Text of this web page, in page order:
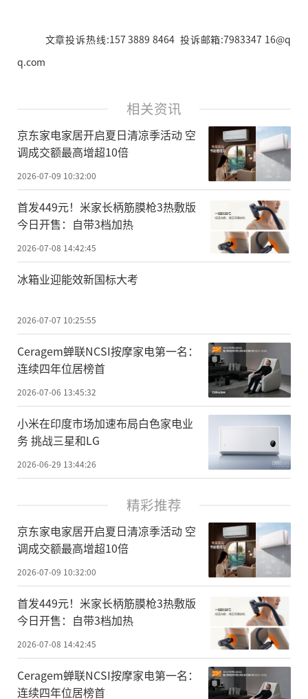
文章投诉热线:157 3889 8464 投诉邮箱:7983347 16@q
q.com
相关资讯
京东家电家居开启夏日清凉季活动 空
调成交额最高增超10倍
2026-07-09 10:32:00
首发449元！米家长柄筋膜枪3热敷版
今日开售：自带3档加热
2026-07-08 14:42:45
冰箱业迎能效新国标大考
2026-07-07 10:25:55
Ceragem蝉联NCSI按摩家电第一名：
连续四年位居榜首
2026-07-06 13:45:32
小米在印度市场加速布局白色家电业
务 挑战三星和LG
2026-06-29 13:44:26
精彩推荐
京东家电家居开启夏日清凉季活动 空
调成交额最高增超10倍
2026-07-09 10:32:00
首发449元！米家长柄筋膜枪3热敷版
今日开售：自带3档加热
2026-07-08 14:42:45
Ceragem蝉联NCSI按摩家电第一名：
连续四年位居榜首